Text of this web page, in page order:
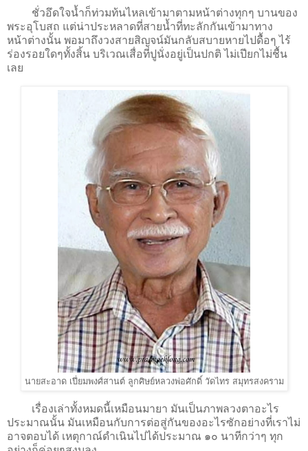
ชั่วอึดใจน้ำก็ท่วมท้นไหลเข้ามาตามหน้าต่างทุกๆ บานของ
พระอุโบสถ แต่น่าประหลาดที่สายน้ำที่ทะลักกันเข้ามาทาง
หน้าต่างนั้น พอมาถึงวงสายสิญจน์มันกลับสบายหายไปดื้อๆ ไร้
ร่องรอยใดๆทั้งสิ้น บริเวณเสื่อที่ปูนั่งอยู่เป็นปกติ ไม่เปียกไม่ชื้น
เลย
นายสะอาด เปี่ยมพงศ์สานต์ ลูกศิษย์หลวงพ่อศักดิ์ วัดไทร สมุทรสงคราม
เรื่องเล่าทั้งหมดนี้เหมือนมายา มันเป็นภาพลวงตาอะไร
ประมาณนั้น มันเหมือนกับการต่อสู่กันของอะไรซักอย่างที่เราไม่
อาจตอบได้ เหตุกาณ์ดำเนินไปได้ประมาณ ๑๐ นาทีกว่าๆ ทุก